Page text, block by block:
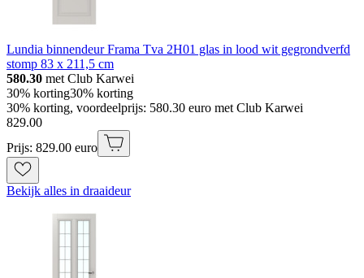
Lundia binnendeur Frama Tva 2H01 glas in lood wit gegrondverfd
stomp 83 x 211,5 cm
580.30 met Club Karwei
30% korting30% korting
30% korting, voordeelprijs: 580.30 euro met Club Karwei
829.00
Prijs: 829.00 euro
Bekijk alles in draaideur